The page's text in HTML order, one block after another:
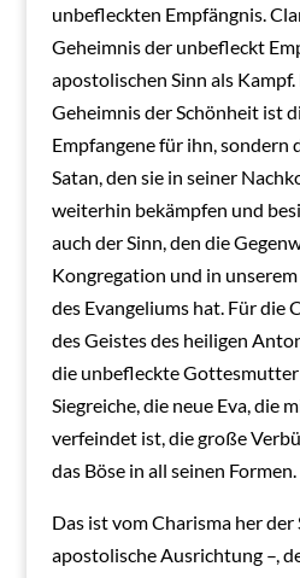
unbefleckten Empfängnis.
Geheimnis der unbefleckt
apostolischen Sinn als
Geheimnis der Schönheit ist
Empfangene für ihn, sondern
Satan, den sie in seiner
weiterhin bekämpfen und
auch der Sinn, den die
Kongregation und in
des Evangeliums hat. Für die
des Geistes des heiligen
die unbefleckte
Siegreiche, die neue Eva, die
verfeindet ist, die große
das Böse in all seinen Formen.
Das ist vom Charisma her der
apostolische Ausrichtung –,